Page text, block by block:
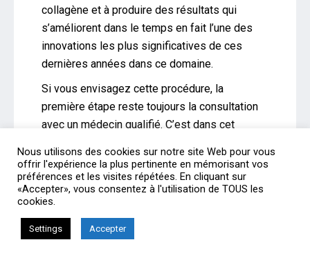
collagène et à produire des résultats qui
s’améliorent dans le temps en fait l’une des
innovations les plus significatives de ces
dernières années dans ce domaine.
Si vous envisagez cette procédure, la
première étape reste toujours la consultation
avec un médecin qualifié. C’est dans cet
projets de rajeunissement les plus réussis —
et les plus épanouissants.
A lire aussi :
Pourquoi le Deep Plane Facelift domine les
Nous utilisons des cookies sur notre site Web pour vous
offrir l'expérience la plus pertinente en mémorisant vos
préférences et les visites répétées. En cliquant sur
«Accepter», vous consentez à l'utilisation de TOUS les
cookies.
Settings Accepter